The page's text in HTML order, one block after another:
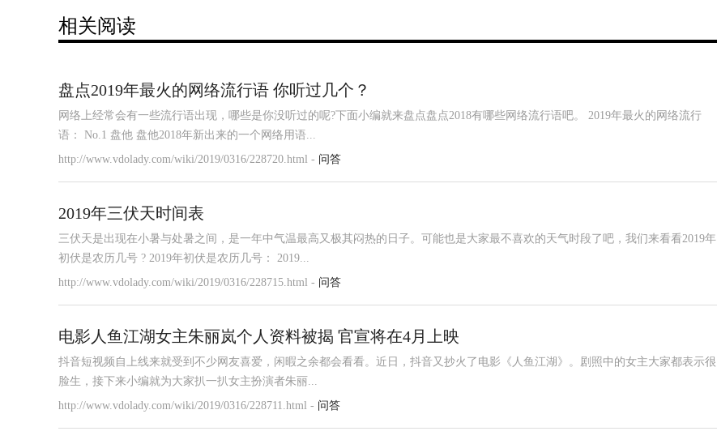
相关阅读
盘点2019年最火的网络流行语 你听过几个？
网络上经常会有一些流行语出现，哪些是你没听过的呢?下面小编就来盘点盘点2018有哪些网络流行语吧。 2019年最火的网络流行
语： No.1 盘他 盘他2018年新出来的一个网络用语...
http://www.vdolady.com/wiki/2019/0316/228720.html - 问答
2019年三伏天时间表
三伏天是出现在小暑与处暑之间，是一年中气温最高又极其闷热的日子。可能也是大家最不喜欢的天气时段了吧，我们来看看2019年
初伏是农历几号 ? 2019年初伏是农历几号： 2019...
http://www.vdolady.com/wiki/2019/0316/228715.html - 问答
电影人鱼江湖女主朱丽岚个人资料被揭 官宣将在4月上映
抖音短视频自上线来就受到不少网友喜爱，闲暇之余都会看看。近日，抖音又抄火了电影《人鱼江湖》。剧照中的女主大家都表示很
脸生，接下来小编就为大家扒一扒女主扮演者朱丽...
http://www.vdolady.com/wiki/2019/0316/228711.html - 问答